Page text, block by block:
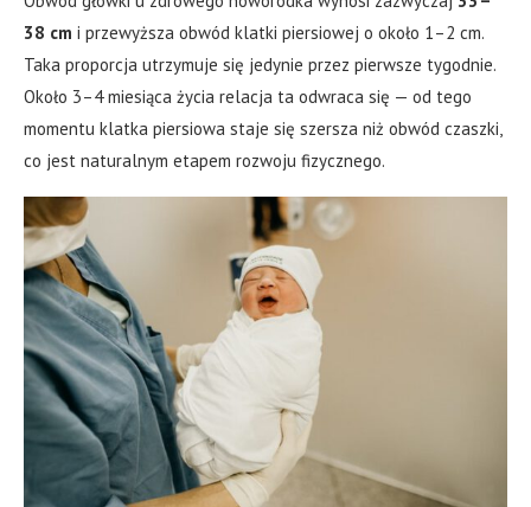
38 cm i przewyższa obwód klatki piersiowej o około 1–2 cm.
Taka proporcja utrzymuje się jedynie przez pierwsze tygodnie.
Około 3–4 miesiąca życia relacja ta odwraca się — od tego
momentu klatka piersiowa staje się szersza niż obwód czaszki,
co jest naturalnym etapem rozwoju fizycznego.